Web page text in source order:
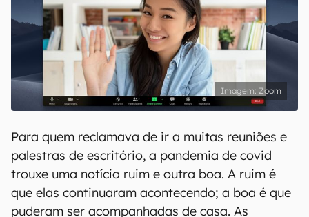
Zoom
Para quem reclamava de ir a muitas reuniões e
palestras de escritório, a pandemia de covid
trouxe uma notícia ruim e outra boa. A ruim é
que elas continuaram acontecendo; a boa é que
puderam ser acompanhadas de casa. As